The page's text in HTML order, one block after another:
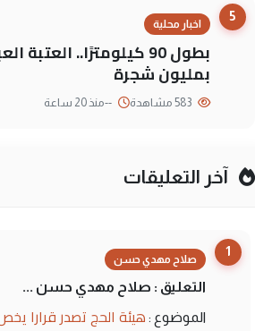
5
اخبار محلية
بطول 90 كيلومترًا..
بمليون شجرة
--منذ 20 ساعة
آخر التعليقات
1
صلاح مهدي حسن
التعليق : صلاح مهدي حسن ...
الموضوع : هيئة الحج تصدر قرارا